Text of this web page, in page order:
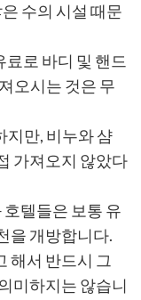
수의 시설 때문
로 바디 및 핸드
오시는 것은 무
지만, 비누와 샴
가져오지 않았다
텔들은 보통 유
을 개방합니다.
해서 반드시 그
미하지는 않습니